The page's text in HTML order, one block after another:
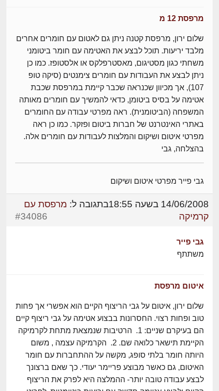
מרפסת 12 מ
שלום ירון, מרפסת קטנה ניתן גם לאטום עם חומרים אחרים
מלבד יריעות. תוכל לבצע את האטימה עם חומר ביטומני
משחתי כגון מסטיגום, מאסטרפלקס או אלסטופז. כמו כן
ניתן לבצע את העבודות עם חומרים צימנטים (סיקה טופ
107), אך מכיוון שכנראה שכבר קיימת במרפסת שכבת
אטימה על בסיס ביטומן, כדאי להמשיך עם חומרים מאותה
המשפחה (הביטומנית). ראה מפרטי עבודה עם החומרים
באתרי האינטרנט של חברות ביטום ופזקר. כמו כן ראה
מפרטי איטום ושיקום והמלצות לעבודות עם חומרים אלה.
בהצלחה, גבי
גבי פייר מפרטי איטום ושיקום
14/06/2008 בשעה 18:55 בתגובה ל: מרפסת עם
קרמיקה
#34086
גבי פייר
משתתף
איטום מרפסת
שלום ירון, איטום על גבי הריצוף הקיים הוא אפשרי אך פחות
טוב ופחות רצוי. החסרונות בבצוע אטימה על גבי ריצוף קיים
הם בעיקרם שניים: 1. הרטיבות שנמצאת מתחת לקרמיקה
הקיימת תישאר כלואה שם. 2. הקרמיקה עצמה , משום
היותה חומר בלתי סופג, מקשה על ההתחברות עם חומר
האיטום, גם כאשר מבוצע פריימר יעודי. כך שאם ברצונך
לבצע עבודה טובה יותר- ההמלצה היא לפרק את הריצוף